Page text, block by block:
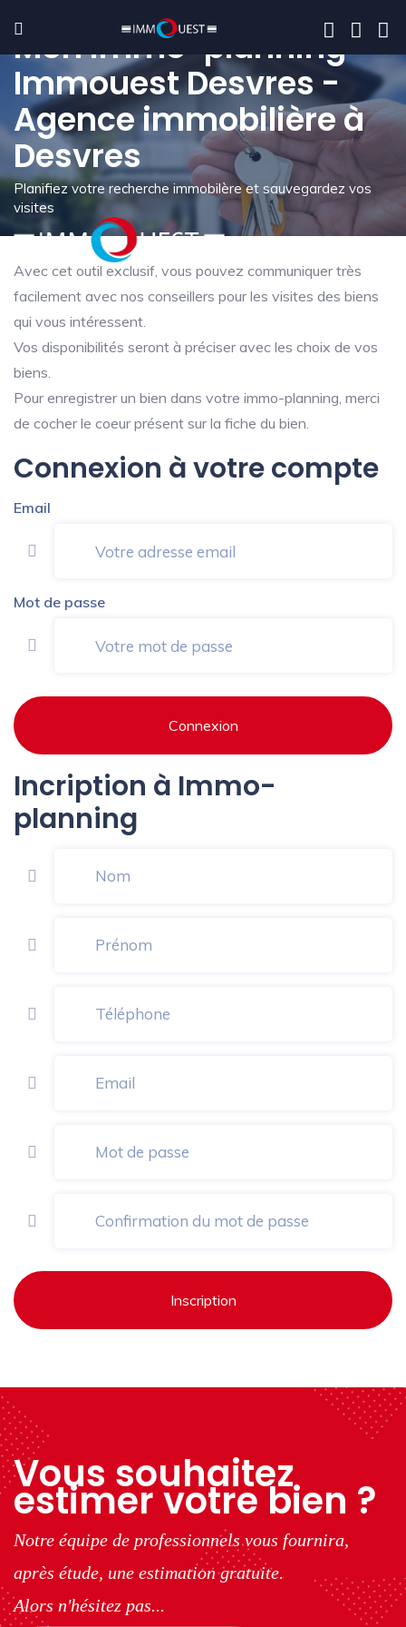
Mon immo-planning -
Immouest Desvres -
Agence immobilière à
Desvres
Planifiez votre recherche immobilère et sauvegardez vos
visites
Avec cet outil exclusif, vous pouvez communiquer très
facilement avec nos conseillers pour les visites des biens
qui vous intéressent.
Vos disponibilités seront à préciser avec les choix de vos
biens.
Pour enregistrer un bien dans votre immo-planning, merci
de cocher le coeur présent sur la fiche du bien.
Connexion à votre compte
Email
Mot de passe
Connexion
Incription à Immo-
planning
Inscription
Vous souhaitez
estimer votre bien ?
Notre équipe de professionnels vous fournira,
après étude, une estimation gratuite.
Alors n'hésitez pas...